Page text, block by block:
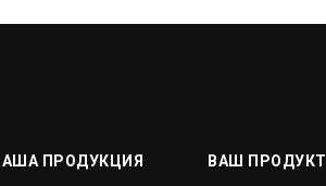
ПРОДУКЦИЯ ВАШ ПРОДУКТ